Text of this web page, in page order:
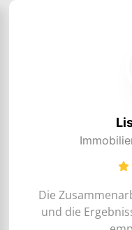
Lisa
Die Zusammenarbeit
und die Ergebnisse